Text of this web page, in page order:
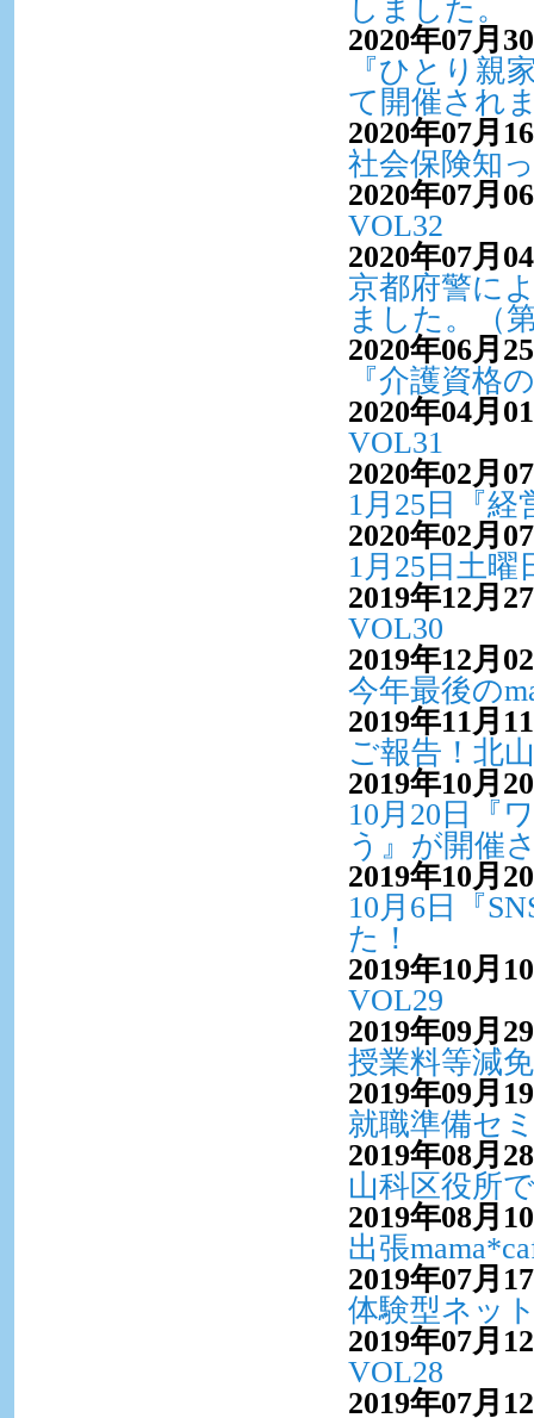
しました。
2020年07月
『ひとり親
て開催され
2020年07月
社会保険知
2020年07月
VOL32
2020年07月
京都府警に
ました。（
2020年06月
『介護資格
2020年04月
VOL31
2020年02月
1月25日『
2020年02月
1月25日土曜
2019年12月
VOL30
2019年12月
今年最後の
2019年11月
ご報告！北
2019年10月
10月20日『
う』が開催
2019年10月
10月6日『
た！
2019年10月
VOL29
2019年09月
授業料等減
2019年09月
就職準備セ
2019年08月
山科区役所
2019年08月
出張
2019年07月
体験型ネッ
2019年07月
VOL28
2019年07月